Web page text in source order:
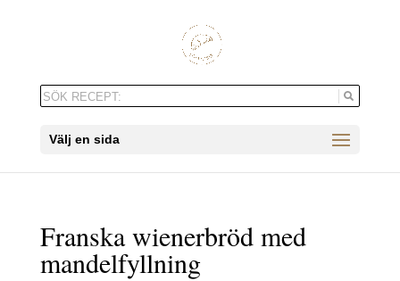
Välj en sida
Franska wienerbröd med
mandelfyllning